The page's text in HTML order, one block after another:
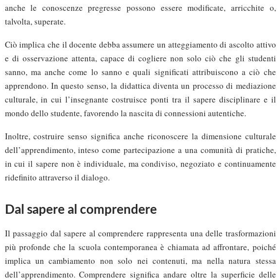
anche le conoscenze pregresse possono essere modificate, arricchite o,
talvolta, superate.
Ciò implica che il docente debba assumere un atteggiamento di ascolto attivo
e di osservazione attenta, capace di cogliere non solo ciò che gli studenti
sanno, ma anche come lo sanno e quali significati attribuiscono a ciò che
apprendono. In questo senso, la didattica diventa un processo di mediazione
culturale, in cui l’insegnante costruisce ponti tra il sapere disciplinare e il
mondo dello studente, favorendo la nascita di connessioni autentiche.
Inoltre, costruire senso significa anche riconoscere la dimensione culturale
dell’apprendimento, inteso come partecipazione a una comunità di pratiche,
in cui il sapere non è individuale, ma condiviso, negoziato e continuamente
ridefinito attraverso il dialogo.
Dal sapere al comprendere
Il passaggio dal sapere al comprendere rappresenta una delle trasformazioni
più profonde che la scuola contemporanea è chiamata ad affrontare, poiché
implica un cambiamento non solo nei contenuti, ma nella natura stessa
dell’apprendimento. Comprendere significa andare oltre la superficie delle